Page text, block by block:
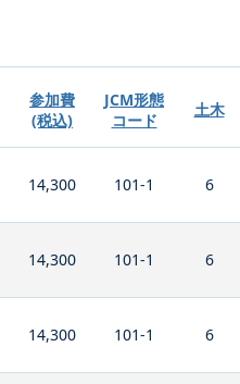
参加費
(税込)
JCM形態
コード
土木
14,300 101-1 6
14,300 101-1 6
14,300 101-1 6